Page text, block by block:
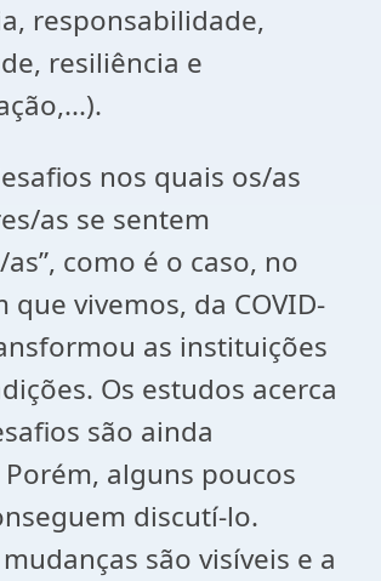
responsabilidade,
resiliência e
nos quais os/as
as se sentem
como é o caso, no
que vivemos, da COVID-
as instituições
Os estudos acerca
são ainda
Porém, alguns poucos
discutí-lo.
são visíveis e a